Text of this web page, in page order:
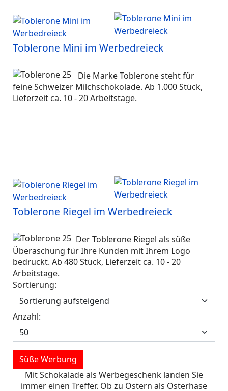
Toblerone Mini im Werbedreieck
Die Marke Toblerone steht für
feine Schweizer Milchschokolade. Ab 1.000 Stück,
Lieferzeit ca. 10 - 20 Arbeitstage.
Toblerone Riegel im Werbedreieck
Der Toblerone Riegel als süße
Überaschung für Ihre Kunden mit Ihrem Logo
bedruckt. Ab 480 Stück, Lieferzeit ca. 10 - 20
Arbeitstage.
Sortierung:
Anzahl:
Süße Werbung
Mit Schokalade als Werbegeschenk landen Sie
immer einen Treffer. Ob zu Ostern als Osterhase